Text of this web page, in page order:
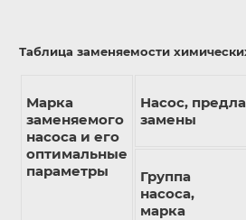
Таблица заменяемости
Марка
заменяемого
насоса и его
оптимальные
параметры
Насос,
замены
Группа
насоса,
марка